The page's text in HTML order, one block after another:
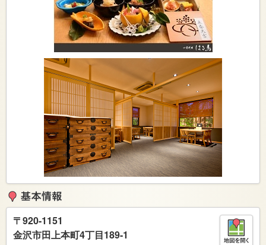
〒920-1151
金沢市田上本町4丁目189-1